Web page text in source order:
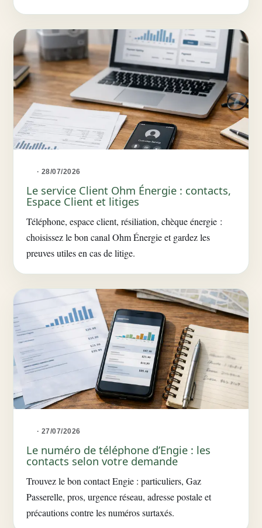
· 28/07/2026
Le service Client Ohm Énergie : contacts,
Espace Client et litiges
Téléphone, espace client, résiliation, chèque énergie :
choisissez le bon canal Ohm Énergie et gardez les
preuves utiles en cas de litige.
· 27/07/2026
Le numéro de téléphone d’Engie : les
contacts selon votre demande
Trouvez le bon contact Engie : particuliers, Gaz
Passerelle, pros, urgence réseau, adresse postale et
précautions contre les numéros surtaxés.